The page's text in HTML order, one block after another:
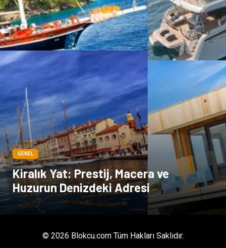
GENEL
Kiralık Yat: Prestij, Macera ve
Huzurun Denizdeki Adresi
© 2026 Blokcu.com Tüm Hakları Saklıdır.